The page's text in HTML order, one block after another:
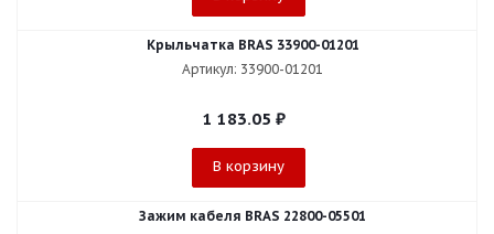
Крыльчатка BRAS 33900-01201
Артикул: 33900-01201
1 183.05 ₽
В корзину
Зажим кабеля BRAS 22800-05501